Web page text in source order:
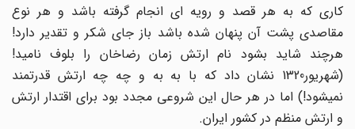
کاری که به هر قصد و رویه ای انجام گرفته باشد و هر نوع
مقاصدی پشت آن پنهان شده باشد باز جای شکر و تقدیر دارد!
هرچند شاید بشود نام ارتش زمان رضاخان را بلوف نامید!
(شهریور1320 نشان داد که با به به و چه چه ارتش قدرتمند
نمیشود!) اما در هر حال این شروعی مجدد بود برای اقتدار ارتش
و ارتش منظم در کشور ایران.